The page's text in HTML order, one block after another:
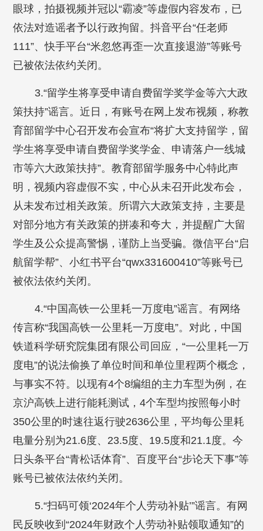
眼球，拍摄视频并冠以“霸凌”等虚假内容发布，已
依法对造谣者予以行政拘留。抖音平台“任老师
111”、快手平台“米忽悠再歪一次直接退游”等账号
已被依法依约关闭。
3.“留学生将享受申请自费留学奖学金等六大政
策扶持”谣言。近日，有账号在网上发布视频，称教
育部留学中心召开发布会宣布“将扩大支持留学，留
学生将享受申请自费留学奖学金、申请落户一线城
市等六大政策扶持”。教育部留学服务中心特此声
明，视频内容虚假不实，中心从未召开此发布会，
从未发布过相关政策。所谓六大政策支持，主要是
对部分地方有关政策的拼凑和夸大，并提醒广大留
学生及公众提高警惕，谨防上当受骗。微信平台“启
航留学帮”、小红书平台“qwx331600410”等账号已
被依法依约关闭。
4.“中国高铁一公里耗一万度电”谣言。有网络
传言称“我国高铁一公里耗一万度电”。对此，中国
铁道科学研究院集团有限公司回应，“一公里耗一万
度电”的说法偷换了单位时间和单位里程两个概念，
与事实不符。以现有4个8编组的主力车型为例，在
京沪高铁上进行能耗测试，4个车型均按照每小时
350公里的时速往返行驶2636公里，平均每公里耗
电量分别为21.6度、23.5度、19.5度和21.1度。今
日头条平台“青松话体育”、百度平台“步论天下事”等
账号已被依法依约关闭。
5.“扫码可领‘2024年个人劳动补贴’”谣言。有网
民反映收到“2024年财政个人劳动补贴领取通知”的